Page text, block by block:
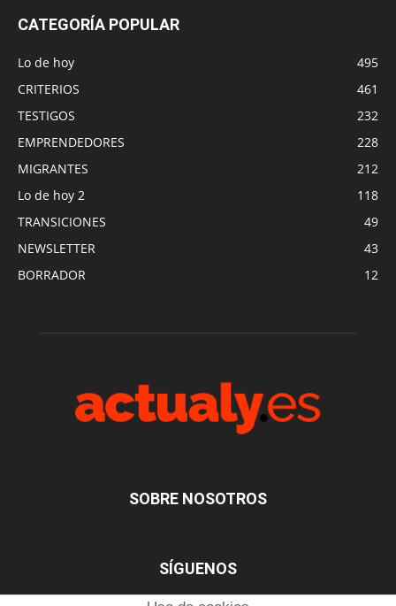
CATEGORÍA POPULAR
Lo de hoy
495
CRITERIOS
461
TESTIGOS
232
EMPRENDEDORES
228
MIGRANTES
212
Lo de hoy 2
118
TRANSICIONES
49
NEWSLETTER
43
BORRADOR
12
SOBRE NOSOTROS
SÍGUENOS